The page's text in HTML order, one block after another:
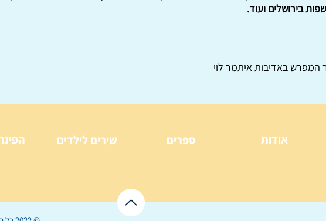
בירושלים ועוד.
המפרש באדיבות איתמר לוי
שירים לילדים ספרים אודות